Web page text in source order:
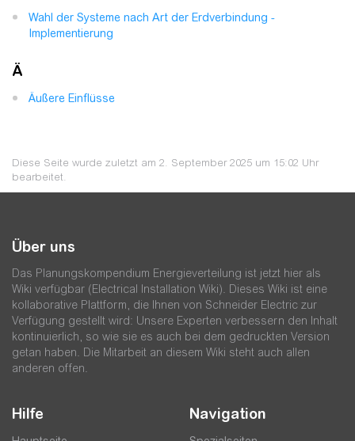
Wahl der Systeme nach Art der Erdverbindung -
Implementierung
Ä
Äußere Einflüsse
Diese Seite wurde zuletzt am 2. September 2025 um 15:02 Uhr
bearbeitet.
Über uns
Das Planungskompendium Energieverteilung ist jetzt hier als
Wiki verfügbar (Electrical Installation Wiki). Dieses Wiki ist eine
kollaborative Plattform, die Ihnen von Schneider Electric zur
Verfügung gestellt wird: Unsere Experten verbessern den Inhalt
kontinuierlich, so wie sie es auch bei dem gedruckten Version
getan haben. Die Mitarbeit an diesem Wiki steht auch allen
anderen offen.
Hilfe Navigation